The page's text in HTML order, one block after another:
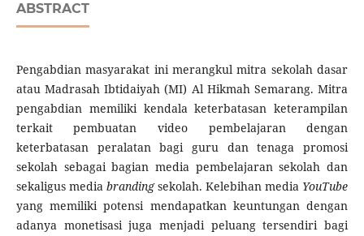
ABSTRACT
Pengabdian masyarakat ini merangkul mitra sekolah dasar
atau Madrasah Ibtidaiyah (MI) Al Hikmah Semarang. Mitra
pengabdian memiliki kendala keterbatasan keterampilan
terkait pembuatan video pembelajaran dengan
keterbatasan peralatan bagi guru dan tenaga promosi
sekolah sebagai bagian media pembelajaran sekolah dan
sekaligus media brandingsekolah. Kelebihan media YouTube
yang memiliki potensi mendapatkan keuntungan dengan
adanya monetisasi juga menjadi peluang tersendiri bagi